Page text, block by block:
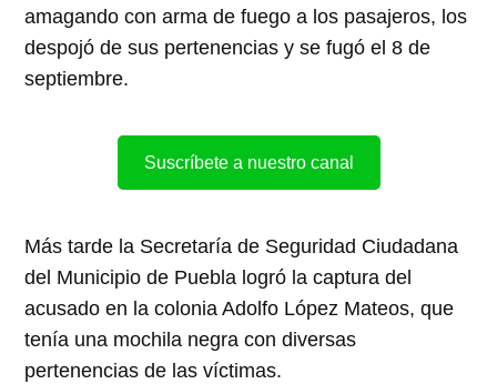
amagando con arma de fuego a los pasajeros, los
despojó de sus pertenencias y se fugó el 8 de
septiembre.
Suscríbete a nuestro canal
Más tarde la Secretaría de Seguridad Ciudadana
del Municipio de Puebla logró la captura del
acusado en la colonia Adolfo López Mateos, que
tenía una mochila negra con diversas
pertenencias de las víctimas.